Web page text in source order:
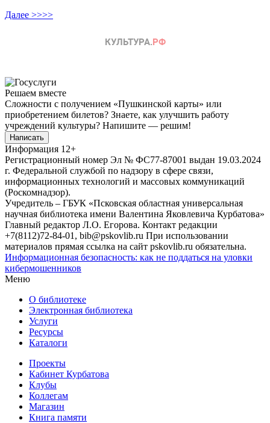
Далее >>>>
Решаем вместе
Сложности с получением «Пушкинской карты» или
приобретением билетов? Знаете, как улучшить работу
учреждений культуры? Напишите — решим!
Написать
Информация 12+
Регистрационный номер Эл № ФС77-87001 выдан 19.03.2024
г. Федеральной службой по надзору в сфере связи,
информационных технологий и массовых коммуникаций
(Роскомнадзор).
Учредитель – ГБУК «Псковская областная универсальная
научная библиотека имени Валентина Яковлевича Курбатова»
Главный редактор Л.О. Егорова. Контакт редакции
+7(8112)72-84-01, bib@pskovlib.ru При использовании
материалов прямая ссылка на сайт pskovlib.ru обязательна.
Информационная безопасность: как не поддаться на уловки
кибермошенников
Меню
О библиотеке
Электронная библиотека
Услуги
Ресурсы
Каталоги
Проекты
Кабинет Курбатова
Клубы
Коллегам
Магазин
Книга памяти